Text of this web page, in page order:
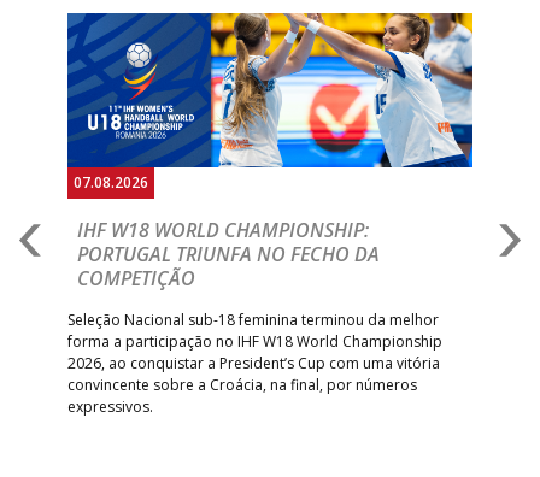
07.08.2026
IHF W18 WORLD CHAMPIONSHIP:
PORTUGAL TRIUNFA NO FECHO DA
COMPETIÇÃO
Seleção Nacional sub-18 feminina terminou da melhor
forma a participação no IHF W18 World Championship
2026, ao conquistar a President’s Cup com uma vitória
convincente sobre a Croácia, na final, por números
expressivos.
Anterior